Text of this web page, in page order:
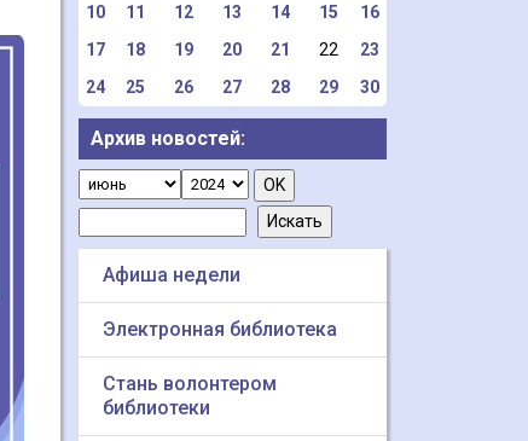
10
11 12 13 14 15
16
17
18 19 20 21 22
23
24
25 26 27 28 29 30
Архив новостей:
Афиша недели
Электронная библиотека
Стань волонтером
библиотеки